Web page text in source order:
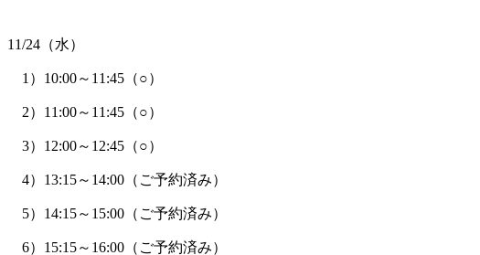
11/24（水）
1）10:00～11:45（○）
2）11:00～11:45（○）
3）12:00～12:45（○）
4）13:15～14:00（ご予約済み）
5）14:15～15:00（ご予約済み）
6）15:15～16:00（ご予約済み）